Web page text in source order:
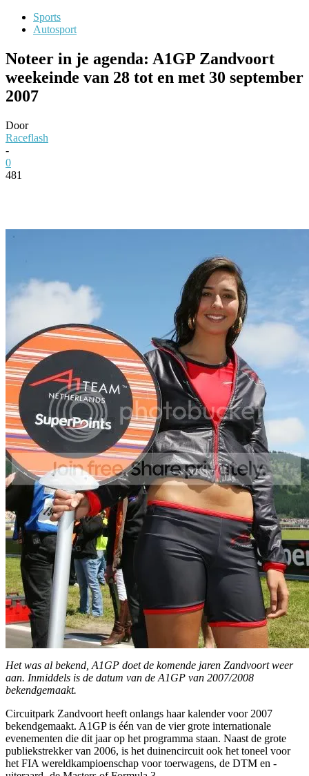
Sports
Autosport
Noteer in je agenda: A1GP Zandvoort
weekeinde van 28 tot en met 30 september
2007
Door
Raceflash
-
0
481
Het was al bekend, A1GP doet de komende jaren Zandvoort weer
aan. Inmiddels is de datum van de A1GP van 2007/2008
bekendgemaakt.
Circuitpark Zandvoort heeft onlangs haar kalender voor 2007
bekendgemaakt. A1GP is één van de vier grote internationale
evenementen die dit jaar op het programma staan. Naast de grote
publiekstrekker van 2006, is het duinencircuit ook het toneel voor
het FIA wereldkampioenschap voor toerwagens, de DTM en -